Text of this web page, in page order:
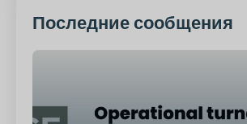
Последние сообщения